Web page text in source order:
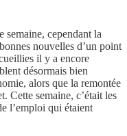
semaine, cependant la
nouvelles d’un point
il y a encore
désormais bien
alors que la remontée
Cette semaine, c’était les
l’emploi qui étaient